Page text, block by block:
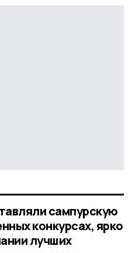
сампурскую
конкурсах, ярко
лучших